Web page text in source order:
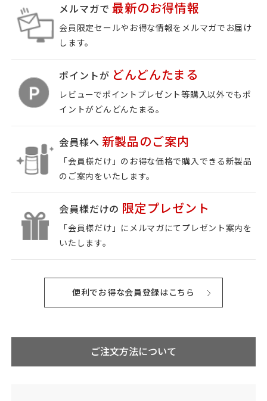
メルマガで最新のお得情報
会員限定セールやお得な情報をメルマガでお届け
します。
ポイントが どんどんたまる
レビューでポイントプレゼント等購入以外でもポ
イントがどんどんたまる。
会員様へ 新製品のご案内
「会員様だけ」のお得な価格で購入できる新製品
のご案内をいたします。
会員様だけの 限定プレゼント
「会員様だけ」にメルマガにてプレゼント案内を
いたします。
便利でお得な会員登録はこちら
ご注文方法について